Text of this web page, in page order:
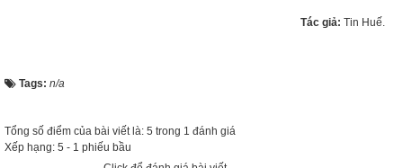
Tác giả: Tin Huế.
Tags: n/a
Tổng số điểm của bài viết là: 5 trong 1 đánh giá
Xếp hạng: 5 - 1 phiếu bầu